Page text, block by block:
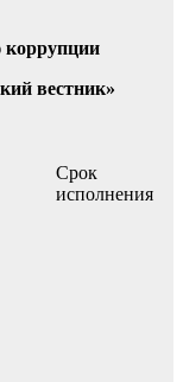
коррупции
вестник»
Срок
исполнения